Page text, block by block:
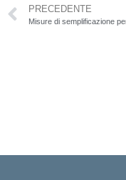
PRECEDENTE